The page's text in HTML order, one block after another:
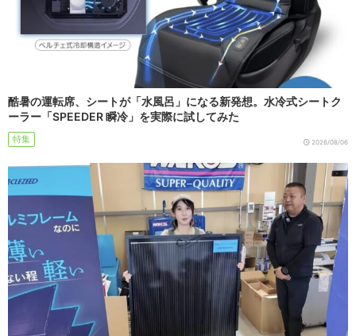
酷暑の運転席、シートが「水風呂」になる新発想。水冷式シートク
ーラー「SPEEDER 瞬冷」を実際に試してみた
特集 2026/08/06